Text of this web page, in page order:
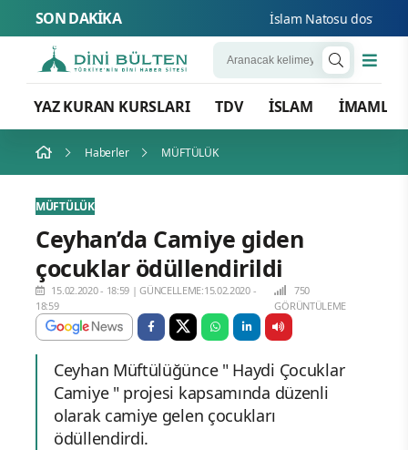
SON DAKİKA İslam Natosu dosta
YAZ KURAN KURSLARI TDV İSLAM İMAMLAR
Haberler MÜFTÜLÜK
MÜFTÜLÜK
Ceyhan’da Camiye giden
çocuklar ödüllendirildi
15.02.2020 - 18:59 |GÜNCELLEME:15.02.2020 -
18:59
750
GÖRÜNTÜLEME
Ceyhan Müftülüğünce " Haydi Çocuklar
Camiye " projesi kapsamında düzenli
olarak camiye gelen çocukları
ödüllendirdi.